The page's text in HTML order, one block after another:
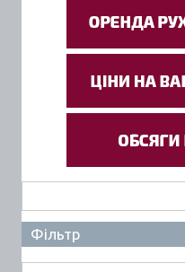
Фільтр